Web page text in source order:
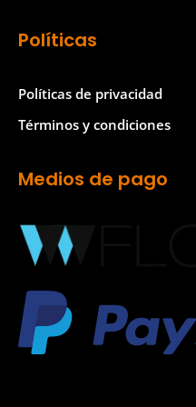
Políticas
Políticas de privacidad
Términos y condiciones
Medios de pago